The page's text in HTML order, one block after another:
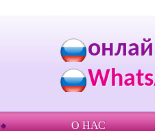
О НАС